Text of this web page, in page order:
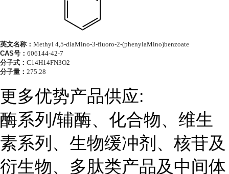
英文名称： Methyl 4,5-diaMino-3-fluoro-2-(phenylaMino)benzoate
CAS号： 606144-42-7
分子式： C14H14FN3O2
分子量： 275.28
更多优势产品供应:
酶系列/辅酶、化合物、维生
素系列、生物缓冲剂、核苷及
衍生物、多肽类产品及中间体